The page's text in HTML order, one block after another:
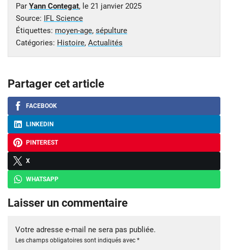
Par Yann Contegat, le 21 janvier 2025
Source: IFL Science
Étiquettes: moyen-age, sépulture
Catégories: Histoire, Actualités
Partager cet article
FACEBOOK
LINKEDIN
PINTEREST
X
WHATSAPP
Laisser un commentaire
Votre adresse e-mail ne sera pas publiée.
Les champs obligatoires sont indiqués avec *